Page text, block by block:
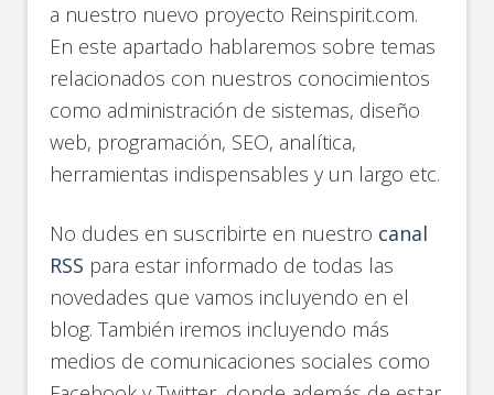
a nuestro nuevo proyecto Reinspirit.com.
En este apartado hablaremos sobre temas
relacionados con nuestros conocimientos
como administración de sistemas, diseño
web, programación, SEO, analítica,
herramientas indispensables y un largo etc.
No dudes en suscribirte en nuestro canal
RSS para estar informado de todas las
novedades que vamos incluyendo en el
blog. También iremos incluyendo más
medios de comunicaciones sociales como